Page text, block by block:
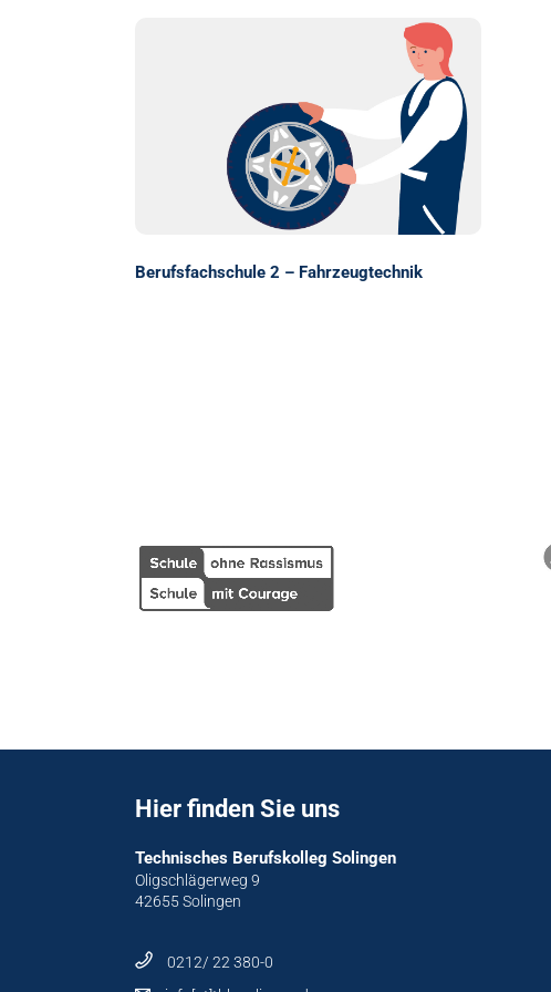
Berufsfachschule 2 – Fahrzeugtechnik
Hier finden Sie uns
Technisches Berufskolleg Solingen
Oligschlägerweg 9
42655 Solingen
0212/ 22 380-0